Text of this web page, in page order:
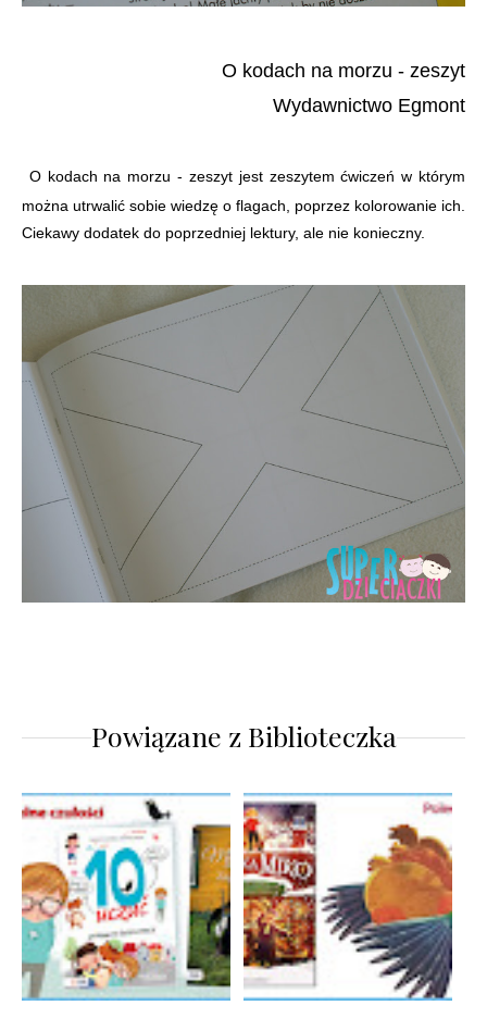
O kodach na morzu - zeszyt
Wydawnictwo Egmont
O kodach na morzu - zeszyt jest zeszytem ćwiczeń w którym
można utrwalić sobie wiedzę o flagach, poprzez kolorowanie ich.
Ciekawy dodatek do poprzedniej lektury, ale nie konieczny.
Powiązane z Biblioteczka